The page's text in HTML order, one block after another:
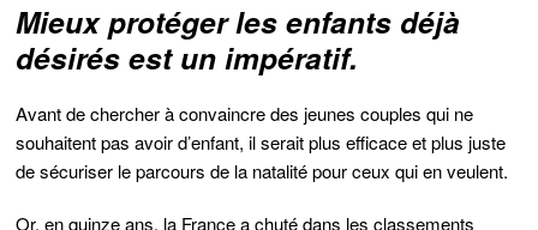
Mieux protéger les enfants déjà
désirés est un impératif.
Avant de chercher à convaincre des jeunes couples qui ne
souhaitent pas avoir d’enfant, il serait plus efficace et plus juste
de sécuriser le parcours de la natalité pour ceux qui en veulent.
Or, en quinze ans, la France a chuté dans les classements